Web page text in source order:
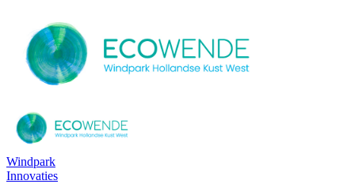
Windpark
Innovaties